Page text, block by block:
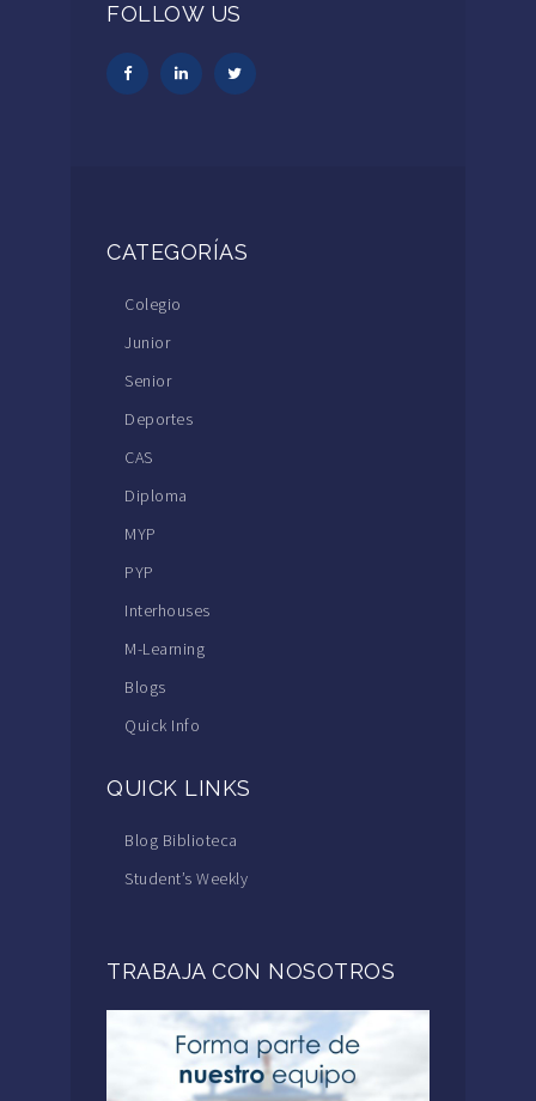
FOLLOW US
CATEGORÍAS
Colegio
Junior
Senior
Deportes
CAS
Diploma
MYP
PYP
Interhouses
M-Learning
Blogs
Quick Info
QUICK LINKS
Blog Biblioteca
Student’s Weekly
TRABAJA CON NOSOTROS